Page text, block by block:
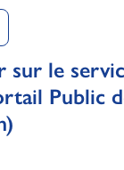
sur le
Public